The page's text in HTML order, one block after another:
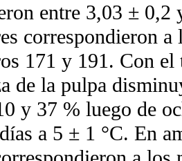
entre 3,03 ±
correspondieron
171 y 191. Con el
de la pulpa
y 37 % luego de
a 5 ± 1 °C. En